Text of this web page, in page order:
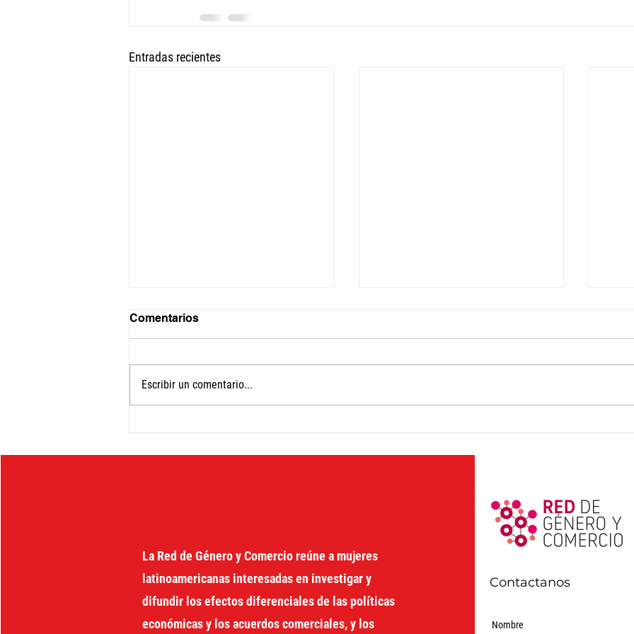
Entradas recientes
Conferencia de la IAFFE en
curso virtual
Comentarios
Escribir un comentario...
La Red de Género y Comercio reúne a mujeres
latinoamericanas interesadas en investigar y
difundir los efectos diferenciales de las políticas
económicas y los acuerdos comerciales, y los
Contactanos
Nombre